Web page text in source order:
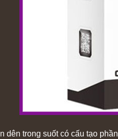
dên trong suốt có cấu tạo